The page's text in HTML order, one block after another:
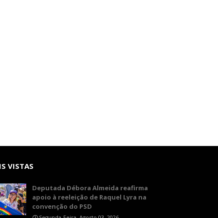
VISTAS
Deputada Débora Almeida reafirma
apoio à reeleição de Raquel Lyra na
convenção do PSD